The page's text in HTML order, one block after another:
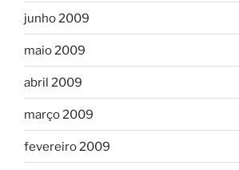
junho 2009
maio 2009
abril 2009
março 2009
fevereiro 2009